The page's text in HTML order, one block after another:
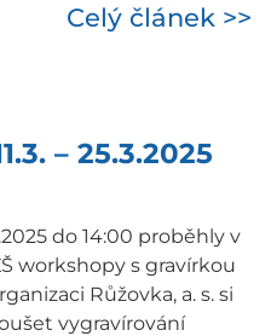
Celý článek >>
– 25.3.2025
do 14:00 proběhly v
workshopy s gravírkou
Růžovka, a. s. si
vygravírování